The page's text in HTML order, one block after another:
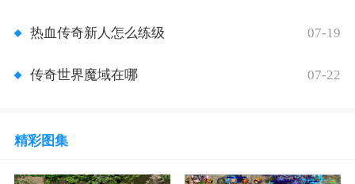
热血传奇新人怎么练级 07-19
传奇世界魔域在哪 07-22
精彩图集